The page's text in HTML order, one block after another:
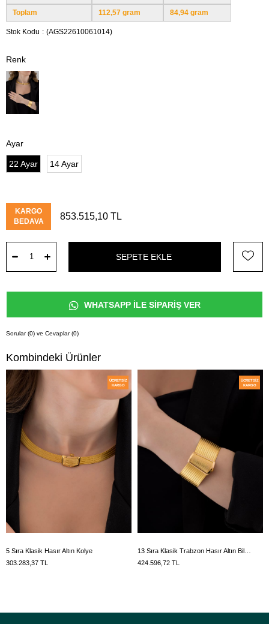
Toplam 112,57 gram 84,94 gram
Stok Kodu (AGS22610061014)
Ayar
22 Ayar 14 Ayar
KARGO
BEDAVA
853.515,10 TL
WHATSAPP İLE SİPARİŞ VER
Sorular (0) ve Cevaplar (0)
Kombindeki Ürünler
5 Sıra Klasik Hasır Altın Kolye
303.283,37 TL
ÜCRETSIZ
KARGO
424.596,72 TL
ÜCRETSIZ
KARGO